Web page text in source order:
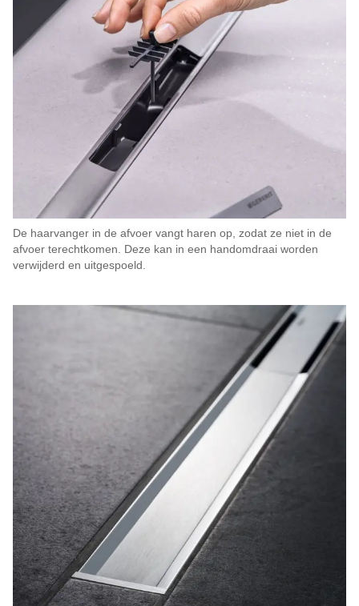
De haarvanger in de afvoer vangt haren op, zodat ze niet in de
afvoer terechtkomen. Deze kan in een handomdraai worden
verwijderd en uitgespoeld.